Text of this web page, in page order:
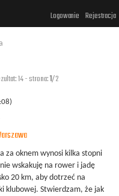
Logowanie Rejestracja
14 - strona:1/2
za oknem wynosi kilka stopni
wskakuję na rower i jadę
20 km, aby dotrzeć na
klubowej. Stwierdzam, że jak